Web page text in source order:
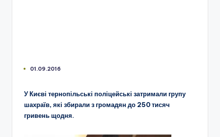
01.09.2016
У Києві тернопільські поліцейські затримали групу
шахраїв, які збирали з громадян до 250 тисяч
гривень щодня.